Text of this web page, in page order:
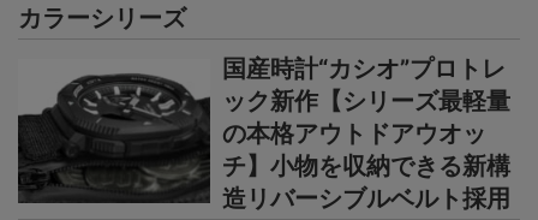
カラーシリーズ
国産時計“カシオ”プロトレ
ック新作【シリーズ最軽量
の本格アウトドアウオッ
チ】小物を収納できる新構
造リバーシブルベルト採用